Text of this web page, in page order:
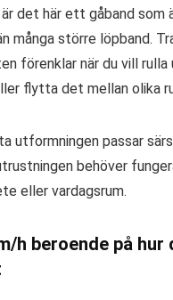
det här ett gåband som
många större löpband.
förenklar när du vill
flytta det mellan olika
utformningen passar
behöver
eller vardagsrum.
h beroende på hur